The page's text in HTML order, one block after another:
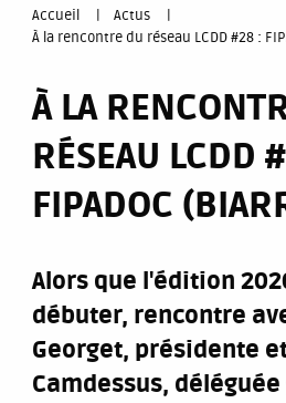
You
here
Accueil
Actus
À la rencontre du réseau LCDD #28 :
À LA
RÉSEAU LCDD
FIPADOC
Alors que l'édition
débuter, rencontre
Georget, présidente
Camdessus,